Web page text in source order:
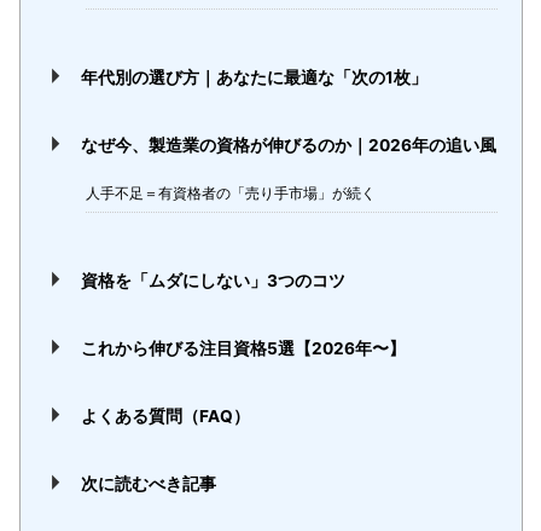
年代別の選び方｜あなたに最適な「次の1枚」
なぜ今、製造業の資格が伸びるのか｜2026年の追い風
人手不足＝有資格者の「売り手市場」が続く
資格を「ムダにしない」3つのコツ
これから伸びる注目資格5選【2026年〜】
よくある質問（FAQ）
次に読むべき記事